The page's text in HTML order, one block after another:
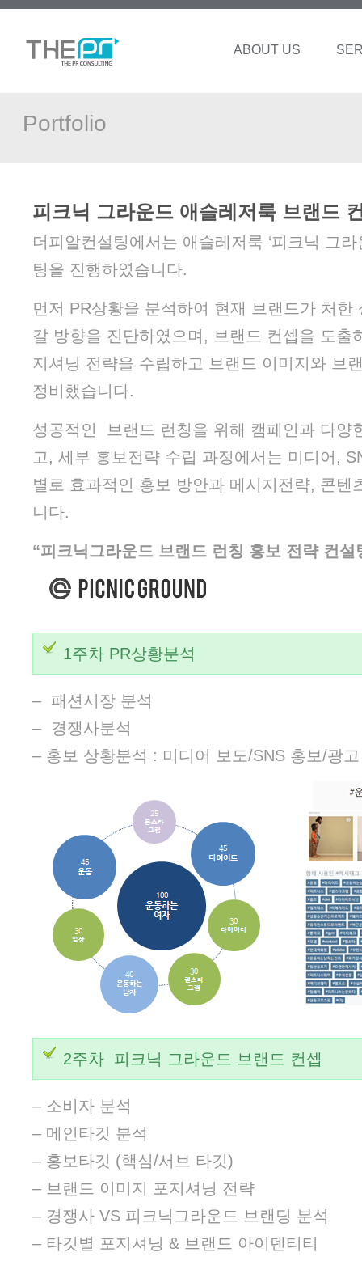
ABOUT US
Portfolio
피크닉 그라운드 애슬레저룩 브랜드
더피알컨설팅에서는 애슬레저룩 ‘피크닉 그라
팅을 진행하였습니다.
먼저 PR상황을 분석하여 현재 브랜드가 처한
갈 방향을 진단하였으며, 브랜드 컨셉을 도출
지셔닝 전략을 수립하고 브랜드 이미지와 브
정비했습니다.
성공적인 브랜드 런칭을 위해 캠페인과 다양
고, 세부 홍보전략 수립 과정에서는 미디어,
별로 효과적인 홍보 방안과 메시지전략, 콘텐
니다.
“피크닉그라운드 브랜드 런칭 홍보 전략 컨설
1주차 PR상황분석
– 패션시장 분석
– 경쟁사분석
– 홍보 상황분석 : 미디어 보도/SNS 홍보/광고
2주차 피크닉 그라운드 브랜드 컨셉
– 소비자 분석
– 메인타깃 분석
– 홍보타깃 (핵심/서브 타깃)
– 브랜드 이미지 포지셔닝 전략
– 경쟁사 VS 피크닉그라운드 브랜딩 분석
– 타깃별 포지셔닝 & 브랜드 아이덴티티